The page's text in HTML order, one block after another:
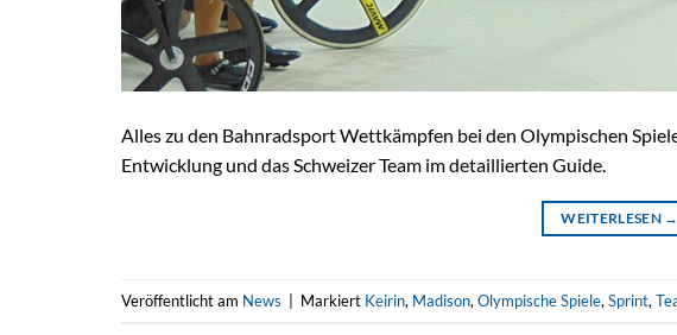
Alles zu den Bahnradsport Wettkämpfen bei den Olympischen
Entwicklung und das Schweizer Team im detaillierten Guide.
WEITERLESEN →
Veröffentlicht am News Markiert Keirin, Madison, Olympische Spiele, Sprint,